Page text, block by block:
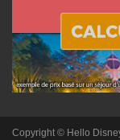
Copyright © Hello